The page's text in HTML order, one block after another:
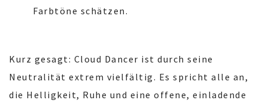
Farbtöne schätzen.
Kurz gesagt: Cloud Dancer ist durch seine
Neutralität extrem vielfältig. Es spricht alle an,
die Helligkeit, Ruhe und eine offene, einladende